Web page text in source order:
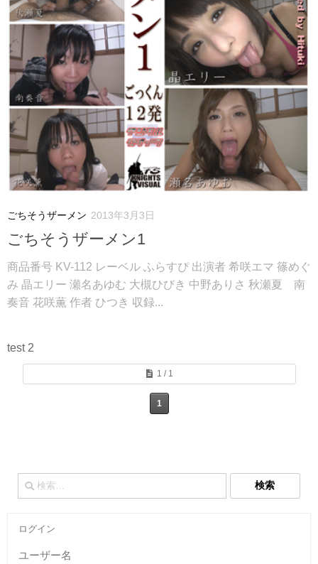
ごちそうザーメン 2013年3月3日
ごちそうザーメン1
商品番号 KV-112 レーベル ふらすぴ 出演者 希咲エマ 篠めぐ
み 晶エリー 瀬名あゆむ 大槻ひびき 中野ありさ 秋瀬夏 南
奏音 花咲薫 作者 ひつき 収録...
test 2
1 / 1
1
検
索:
ログイン
ユーザー名